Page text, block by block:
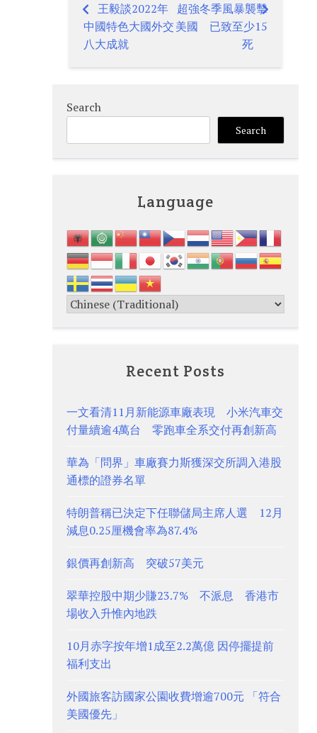
Post
navigation
王毅談2022年
中國特色大國外交
八大成就
超強冬季風暴襲擊
美國 已致至少15
死
Search
Search
Language
Recent Posts
一文看清11月新能源車廠表現 小米汽車交
付量續逾4萬台 零跑車全系交付再創新高
華為「問界」車廠賽力斯獲深交所調入港股
通標的證券名單
特朗普稱已決定下任聯儲局主席人選 12月
減息0.25厘機會率為87.4%
銀價再創新高 突破57美元
翠華控股中期少賺23.7% 不派息 香港市
場收入升惟內地跌
10月赤字按年增1成至2.2萬億 因停擺提前
福利支出
外國旅客訪國家公園收費增逾700元 「符合
美國優先」